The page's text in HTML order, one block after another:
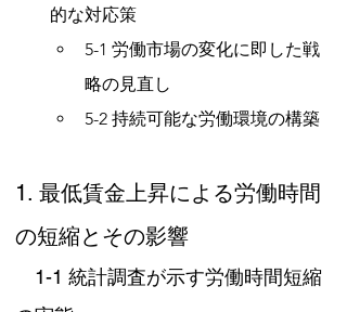
的な対応策
5-1 労働市場の変化に即した戦
略の見直し
5-2 持続可能な労働環境の構築
1. 最低賃金上昇による労働時間
の短縮とその影響
1-1 統計調査が示す労働時間短縮